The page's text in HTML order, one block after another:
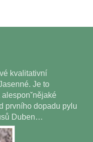
kvalitativní
Je to
prvního dopadu pylu
Duben…